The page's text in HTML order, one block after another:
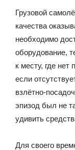
Грузовой
качества
необходимо
оборудование,
к месту, где
если
взлётно-
эпизод был не
удивить
Для своего